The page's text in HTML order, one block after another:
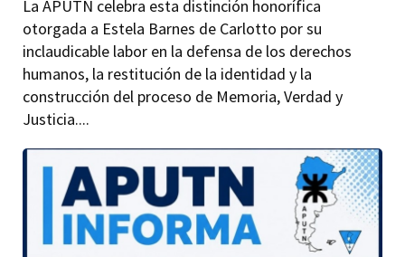
La APUTN celebra esta distinción honorífica
otorgada a Estela Barnes de Carlotto por su
inclaudicable labor en la defensa de los derechos
humanos, la restitución de la identidad y la
construcción del proceso de Memoria, Verdad y
Justicia....